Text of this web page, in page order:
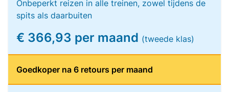
Onbeperkt reizen in alle treinen, zowel tijdens de
spits als daarbuiten
€ 366,93 per maand (tweede klas)
Goedkoper na 6 retours per maand